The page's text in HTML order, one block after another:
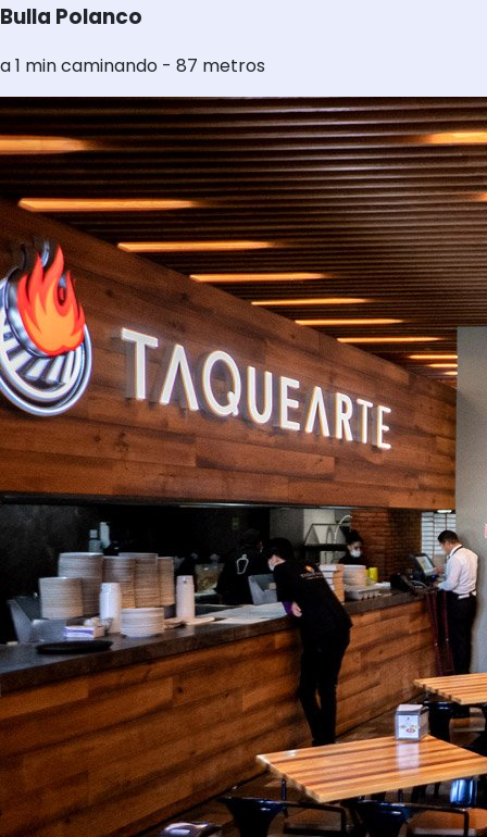
Bulla Polanco
a 1 min caminando - 87 metros